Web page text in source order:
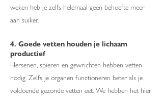
weken heb je zelfs helemaal geen behoefte meer
aan suiker.
4. Goede vetten houden je lichaam
productief
Hersenen, spieren en gewrichten hebben vetten
nodig. Zelfs je organen functioneren beter als je
voldoende gezonde vetten eet. We hebben het hier